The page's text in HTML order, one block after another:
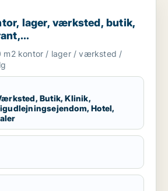
værksted, butik, klinik, restaurant,
lager, værksted, butik,
hotel eller
til salg i Vordingborg,
eller Lolland
m2 kontor / lager / værksted /
Butik, Klinik,
Hotel,